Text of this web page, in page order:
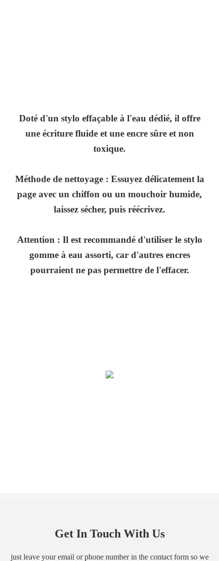
Doté d'un stylo effaçable à l'eau dédié, il offre
une écriture fluide et une encre sûre et non
toxique.
Méthode de nettoyage : Essuyez délicatement la
page avec un chiffon ou un mouchoir humide,
laissez sécher, puis réécrivez.
Attention : Il est recommandé d'utiliser le stylo
gomme à eau assorti, car d'autres encres
pourraient ne pas permettre de l'effacer.
Get In Touch With Us
just leave your email or phone number in the contact form so we